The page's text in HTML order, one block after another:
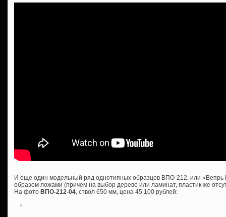
И еще один модельный ряд однотипных образцов ВПО-212, или «Вепрь
образом ложами (причем на выбор дерево или ламинат, пластик же
На фото ВПО-212-04 , ствол 650 мм, цена 45 100 рублей: